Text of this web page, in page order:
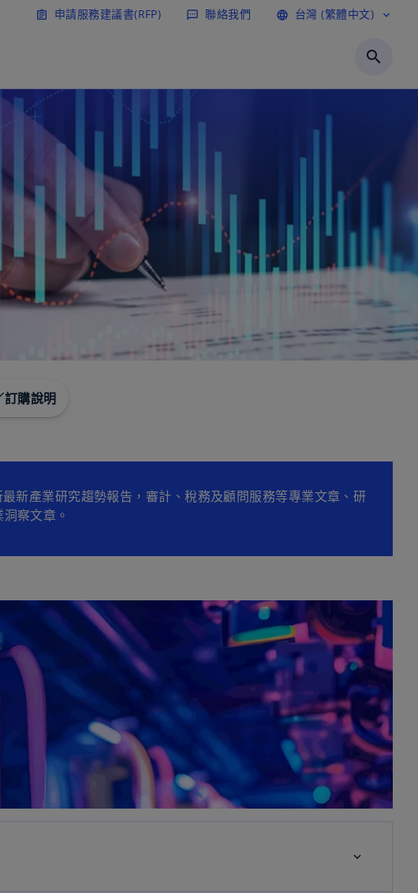
assignment 申請服務建議書(RFP) sms 聯絡我們 language 台灣 (繁體中文) expand_more
search
訂購說明
新產業研究趨勢報告，審計、稅務及顧問服務等專業文章、研
察文章。